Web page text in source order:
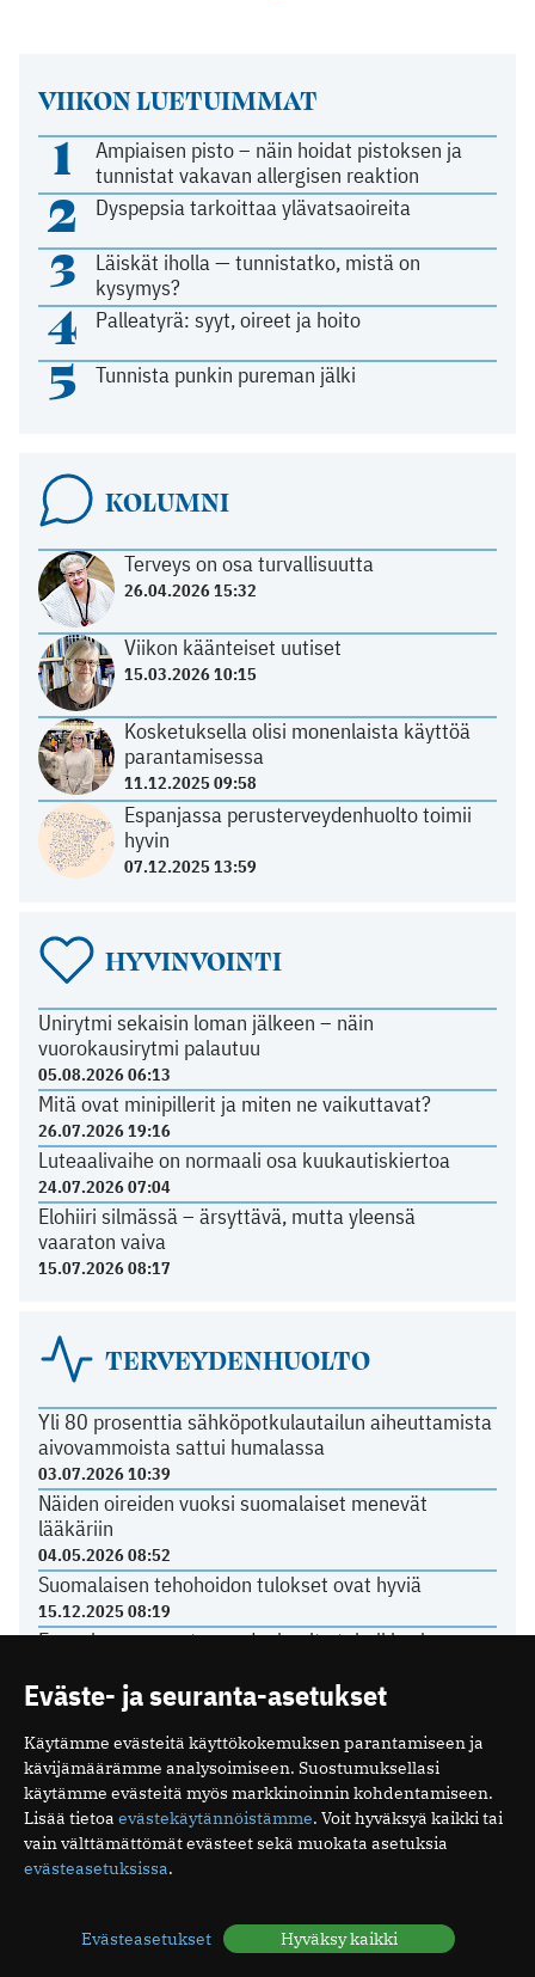
VIIKON LUETUIMMAT
1
Ampiaisen pisto – näin hoidat pistoksen ja
tunnistat vakavan allergisen reaktion
2 Dyspepsia tarkoittaa ylävatsaoireita
3
Läiskät iholla — tunnistatko, mistä on
kysymys?
4 Palleatyrä: syyt, oireet ja hoito
5 Tunnista punkin pureman jälki
KOLUMNI
Terveys on osa turvallisuutta
26.04.2026 15:32
Viikon käänteiset uutiset
15.03.2026 10:15
Kosketuksella olisi monenlaista käyttöä
parantamisessa
11.12.2025 09:58
Espanjassa perusterveydenhuolto toimii
hyvin
07.12.2025 13:59
HYVINVOINTI
Unirytmi sekaisin loman jälkeen – näin
vuorokausirytmi palautuu
05.08.2026 06:13
Mitä ovat minipillerit ja miten ne vaikuttavat?
26.07.2026 19:16
Luteaalivaihe on normaali osa kuukautiskiertoa
24.07.2026 07:04
Elohiiri silmässä – ärsyttävä, mutta yleensä
vaaraton vaiva
15.07.2026 08:17
TERVEYDENHUOLTO
Yli 80 prosenttia sähköpotkulautailun aiheuttamista
aivovammoista sattui humalassa
03.07.2026 10:39
Näiden oireiden vuoksi suomalaiset menevät
lääkäriin
04.05.2026 08:52
Suomalaisen tehohoidon tulokset ovat hyviä
15.12.2025 08:19
Espanjassa perusterveydenhuolto toimii hyvin
LÄÄKÄRILIITOSTA
Ajankohtaista yksityissektorilta
22.06.2026 14:26
Poikkeuksia toimiston kesäaukioloissa
Eväste- ja seuranta-asetukset
Käytämme evästeitä käyttökokemuksen parantamiseen ja
kävijämäärämme analysoimiseen. Suostumuksellasi
käytämme evästeitä myös markkinoinnin kohdentamiseen.
Lisää tietoa evästekäytännöistämme. Voit hyväksyä kaikki tai
vain välttämättömät evästeet sekä muokata asetuksia
evästeasetuksissa.
Evästeasetukset Hyväksy kaikki